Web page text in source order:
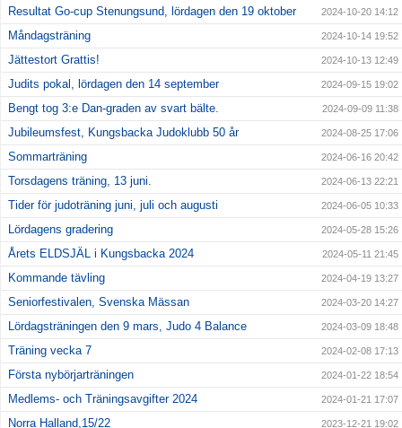
Resultat Go-cup Stenungsund, lördagen den 19 oktober 2024-10-20 14:12
Måndagsträning 2024-10-14 19:52
Jättestort Grattis! 2024-10-13 12:49
Judits pokal, lördagen den 14 september 2024-09-15 19:02
Bengt tog 3:e Dan-graden av svart bälte. 2024-09-09 11:38
Jubileumsfest, Kungsbacka Judoklubb 50 år 2024-08-25 17:06
Sommarträning 2024-06-16 20:42
Torsdagens träning, 13 juni. 2024-06-13 22:21
Tider för judoträning juni, juli och augusti 2024-06-05 10:33
Lördagens gradering 2024-05-28 15:26
Årets ELDSJÄL i Kungsbacka 2024 2024-05-11 21:45
Kommande tävling 2024-04-19 13:27
Seniorfestivalen, Svenska Mässan 2024-03-20 14:27
Lördagsträningen den 9 mars, Judo 4 Balance 2024-03-09 18:48
Träning vecka 7 2024-02-08 17:13
Första nybörjarträningen 2024-01-22 18:54
Medlems- och Träningsavgifter 2024 2024-01-21 17:07
Norra Halland,15/22 2023-12-21 19:02